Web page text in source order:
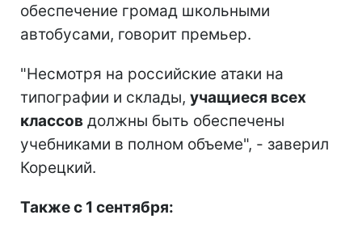
обеспечение громад школьными
автобусами, говорит премьер.
"Несмотря на российские атаки на
типографии и склады, учащиеся всех
классов должны быть обеспечены
учебниками в полном объеме", - заверил
Корецкий.
Также с 1 сентября: